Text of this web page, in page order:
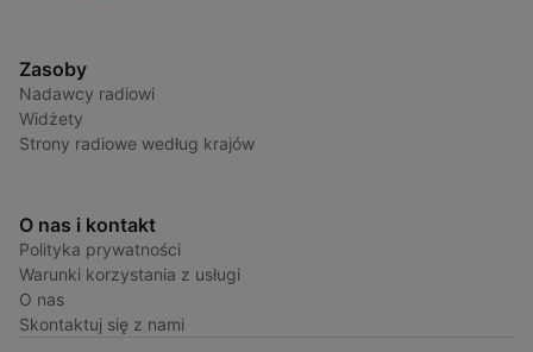
Zasoby
Nadawcy radiowi
Widżety
Strony radiowe według krajów
O nas i kontakt
Polityka prywatności
Warunki korzystania z usługi
O nas
Skontaktuj się z nami